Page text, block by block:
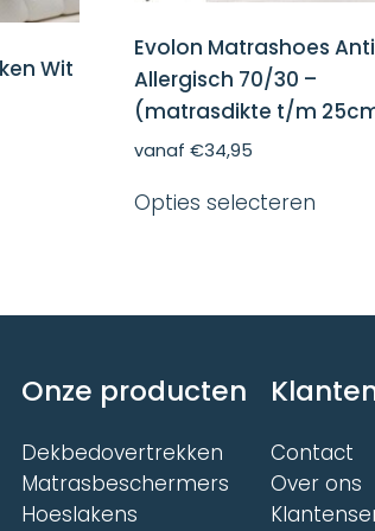
Wit
Evolon Matrashoes Anti
Allergisch 70/30 –
(matrasdikte t/m
vanaf €34,95
Opties selecteren
optie
de
Onze producten
Dekbedovertrekken
Matrasbeschermers
Hoeslakens
Contact
Over ons